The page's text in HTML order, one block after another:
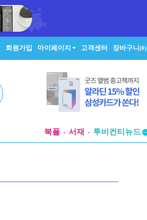
회원가입 마이페이지 고객센터 장바구니(0)
북플 서재
투비컨티뉴드